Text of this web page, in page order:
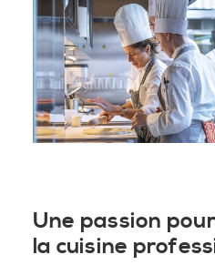
Une passion
la cuisine